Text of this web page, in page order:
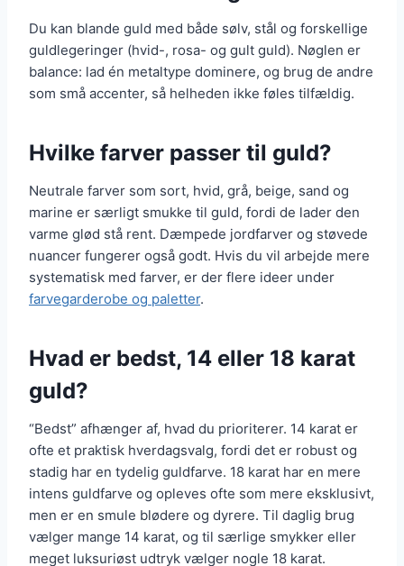
Du kan blande guld med både sølv, stål og forskellige
guldlegeringer (hvid-, rosa- og gult guld). Nøglen er
balance: lad én metaltype dominere, og brug de andre
som små accenter, så helheden ikke føles tilfældig.
Hvilke farver passer til guld?
Neutrale farver som sort, hvid, grå, beige, sand og
marine er særligt smukke til guld, fordi de lader den
varme glød stå rent. Dæmpede jordfarver og støvede
nuancer fungerer også godt. Hvis du vil arbejde mere
systematisk med farver, er der flere ideer under
farvegarderobe og paletter.
Hvad er bedst, 14 eller 18 karat
guld?
“Bedst” afhænger af, hvad du prioriterer. 14 karat er
ofte et praktisk hverdagsvalg, fordi det er robust og
stadig har en tydelig guldfarve. 18 karat har en mere
intens guldfarve og opleves ofte som mere eksklusivt,
men er en smule blødere og dyrere. Til daglig brug
vælger mange 14 karat, og til særlige smykker eller
meget luksuriøst udtryk vælger nogle 18 karat.